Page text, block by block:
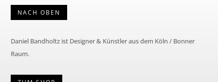
NACH OBEN
Daniel Bandholtz ist Designer & Künstler aus dem Köln / Bonner
Raum.